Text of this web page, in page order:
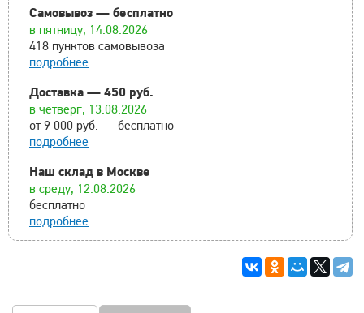
Самовывоз — бесплатно
в пятницу, 14.08.2026
418 пунктов самовывоза
подробнее
Доставка — 450 руб.
в четверг, 13.08.2026
от 9 000 руб. — бесплатно
подробнее
Наш склад в Москве
в среду, 12.08.2026
бесплатно
подробнее